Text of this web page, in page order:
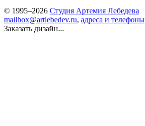
© 1995–2026 Студия Артемия Лебедева
mailbox@artlebedev.ru, адреса и телефоны
Заказать дизайн...